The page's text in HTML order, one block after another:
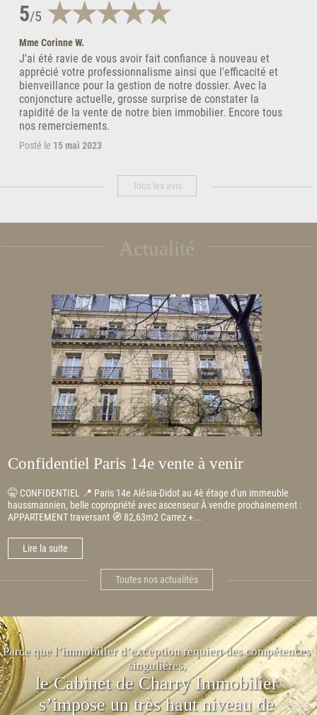
5/5
Mme Corinne W.
J'ai été ravie de vous avoir fait confiance à nouveau et
apprécié votre professionnalisme ainsi que l'efficacité et
bienveillance pour la gestion de notre dossier. Avec la
conjoncture actuelle, grosse surprise de constater la
rapidité de la vente de notre bien immobilier. Encore tous
nos remerciements.
Posté le 15 mai 2023
Tous les avis
Actualité
Confidentiel Paris 14e vente à venir
🤫 CONFIDENTIEL 📍 Paris 14e Alésia-Didot au 4è étage d'un immeuble
haussmannien, belle copropriété avec ascenseur À vendre prochainement :
APPARTEMENT traversant 🧭 82,63m2 Carrez +...
Lire la suite
Toutes nos actualités
Parce que l’immobilier d’exception requiert des compétences
singulières,
le Cabinet de Charry Immobilier
s’impose un très haut niveau de